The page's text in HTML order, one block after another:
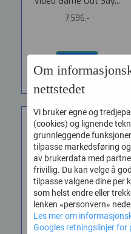
7.596,-
Om
nettstedet
Vi bruker egne og
(cookies) og lignende
grunnleggende
tilpasse markedsføring
av brukerdata med
frivillig. Du kan velge å
tilpasse valgene dine per
som helst endre eller
lenken «personvern»
Les mer om
Googles retningslinjer for